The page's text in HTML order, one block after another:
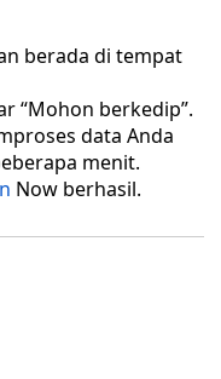
berada di tempat
“Mohon berkedip”.
data Anda
menit.
Now berhasil.